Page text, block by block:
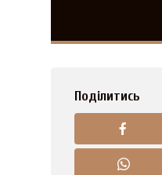
Поділитись